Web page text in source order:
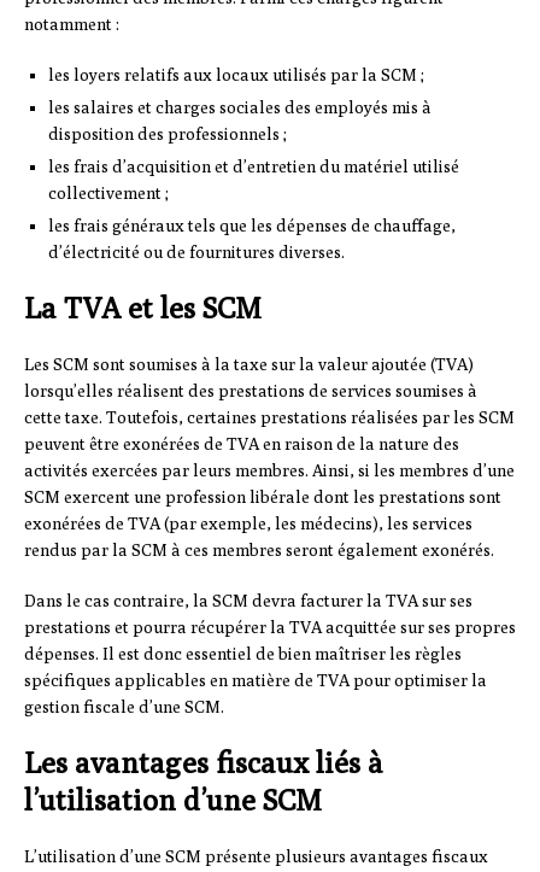
notamment :
les loyers relatifs aux locaux utilisés par la SCM ;
les salaires et charges sociales des employés mis à
disposition des professionnels ;
les frais d’acquisition et d’entretien du matériel utilisé
collectivement ;
les frais généraux tels que les dépenses de chauffage,
d’électricité ou de fournitures diverses.
La TVA et les SCM
Les SCM sont soumises à la taxe sur la valeur ajoutée (TVA)
lorsqu’elles réalisent des prestations de services soumises à
cette taxe. Toutefois, certaines prestations réalisées par les SCM
peuvent être exonérées de TVA en raison de la nature des
activités exercées par leurs membres. Ainsi, si les membres d’une
SCM exercent une profession libérale dont les prestations sont
exonérées de TVA (par exemple, les médecins), les services
rendus par la SCM à ces membres seront également exonérés.
Dans le cas contraire, la SCM devra facturer la TVA sur ses
prestations et pourra récupérer la TVA acquittée sur ses propres
dépenses. Il est donc essentiel de bien maîtriser les règles
spécifiques applicables en matière de TVA pour optimiser la
gestion fiscale d’une SCM.
Les avantages fiscaux liés à
l’utilisation d’une SCM
L’utilisation d’une SCM présente plusieurs avantages fiscaux